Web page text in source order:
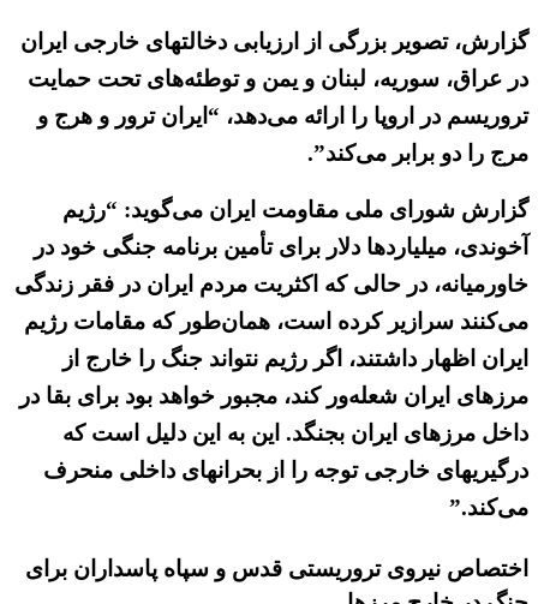
گزارش، تصویر بزرگی از ارزیابی دخالتهای خارجی ایران
در عراق، سوریه، لبنان و یمن و توطئه‌های تحت حمایت
تروریسم در اروپا را ارائه می‌دهد، “ایران ترور و هرج و
مرج را دو برابر می‌کند”.
گزارش شورای ملی مقاومت ایران می‌گوید: “رژیم
آخوندی، میلیاردها دلار برای تأمین برنامه جنگی خود در
خاورمیانه، در حالی که اکثریت مردم ایران در فقر زندگی
می‌کنند سرازیر کرده است، همان‌طور که مقامات رژیم
ایران اظهار داشتند، اگر رژیم نتواند جنگ را خارج از
مرزهای ایران شعله‌ور کند، مجبور خواهد بود برای بقا در
داخل مرزهای ایران بجنگد. این به این دلیل است که
درگیریهای خارجی توجه را از بحرانهای داخلی منحرف
می‌کند.”
اختصاص نیروی تروریستی قدس و سپاه پاسداران برای